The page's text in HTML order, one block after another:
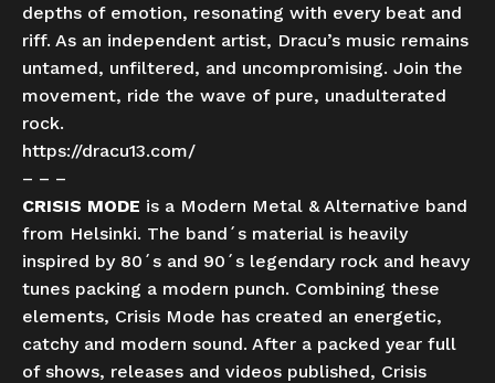
depths of emotion, resonating with every beat and
riff. As an independent artist, Dracu’s music remains
untamed, unfiltered, and uncompromising. Join the
movement, ride the wave of pure, unadulterated
rock.
https://dracu13.com/
– – –
CRISIS MODE is a Modern Metal & Alternative band
from Helsinki. The band´s material is heavily
inspired by 80´s and 90´s legendary rock and heavy
tunes packing a modern punch. Combining these
elements, Crisis Mode has created an energetic,
catchy and modern sound. After a packed year full
of shows, releases and videos published, Crisis